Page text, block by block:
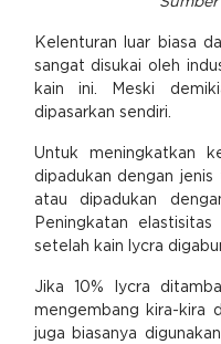
Kelenturan luar biasa
sangat disukai oleh
kain ini. Meski
dipasarkan sendiri.
Untuk meningkatkan
dipadukan dengan jenis
atau dipadukan
Peningkatan
setelah kain lycra
Jika 10% lycra
mengembang kira-kira
juga biasanya